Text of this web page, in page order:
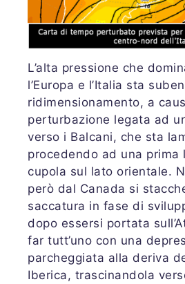
L’alta pressione che
l’Europa e l’Italia sta
ridimensionamento, a
perturbazione legata ad
verso i Balcani, che sta
procedendo ad una prima
cupola sul lato orientale.
però dal Canada si
saccatura in fase di
dopo essersi portata
far tutt’uno con una
parcheggiata alla deriva
Iberica, trascinandola